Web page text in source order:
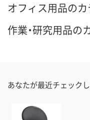
オフィス用品の
作業・研究用品の
あなたが最近チェック